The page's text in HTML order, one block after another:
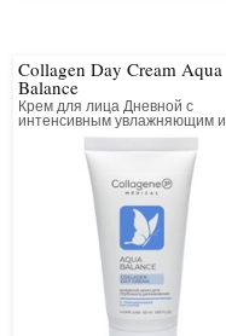
Collagen Day Cream Aqua
Balance
Крем для лица Дневной с
интенсивным увлажняющим и
лифтинг действием